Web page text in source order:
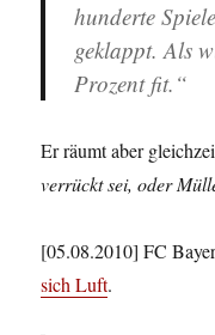
hunderte
geklappt. Als
Prozent fit.“
Er räumt aber
verrückt sei, oder
[05.08.2010] FC
sich Luft.